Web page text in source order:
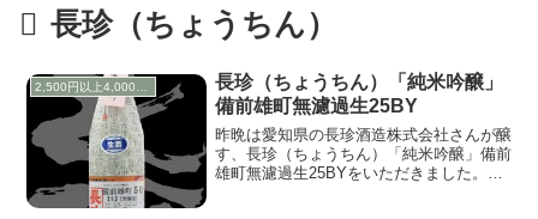
長珍（ちょうちん）
2,500円以上4,000円未満
長珍（ちょうちん）「純米吟醸」
備前雄町無濾過生25BY
昨晩は愛知県の長珍酒造株式会社さんが醸
す、長珍（ちょうちん）「純米吟醸」備前
雄町無濾過生25BYをいただきました。し